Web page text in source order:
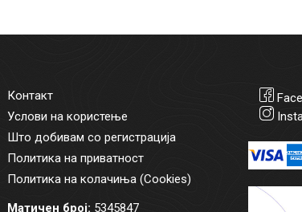
Контакт
Услови на користење
Што добивам со регистрација
Политика на приватност
Политика на колачиња (Cookies)
Матичен број: 5345847